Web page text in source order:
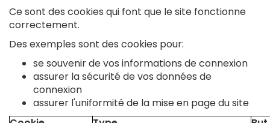
Ce sont des cookies qui font que le site fonctionne
correctement.
Des exemples sont des cookies pour:
se souvenir de vos informations de connexion
assurer la sécurité de vos données de
connexion
assurer l'uniformité de la mise en page du site